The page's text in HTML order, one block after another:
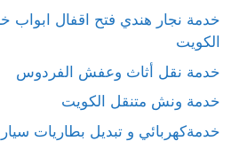
خدمة نجار هندي فتح اقفال ابواب
الكويت
خدمة نقل أثاث وعفش الفردوس
خدمة ونش متنقل الكويت
خدمةكهربائي و تبديل بطاريات